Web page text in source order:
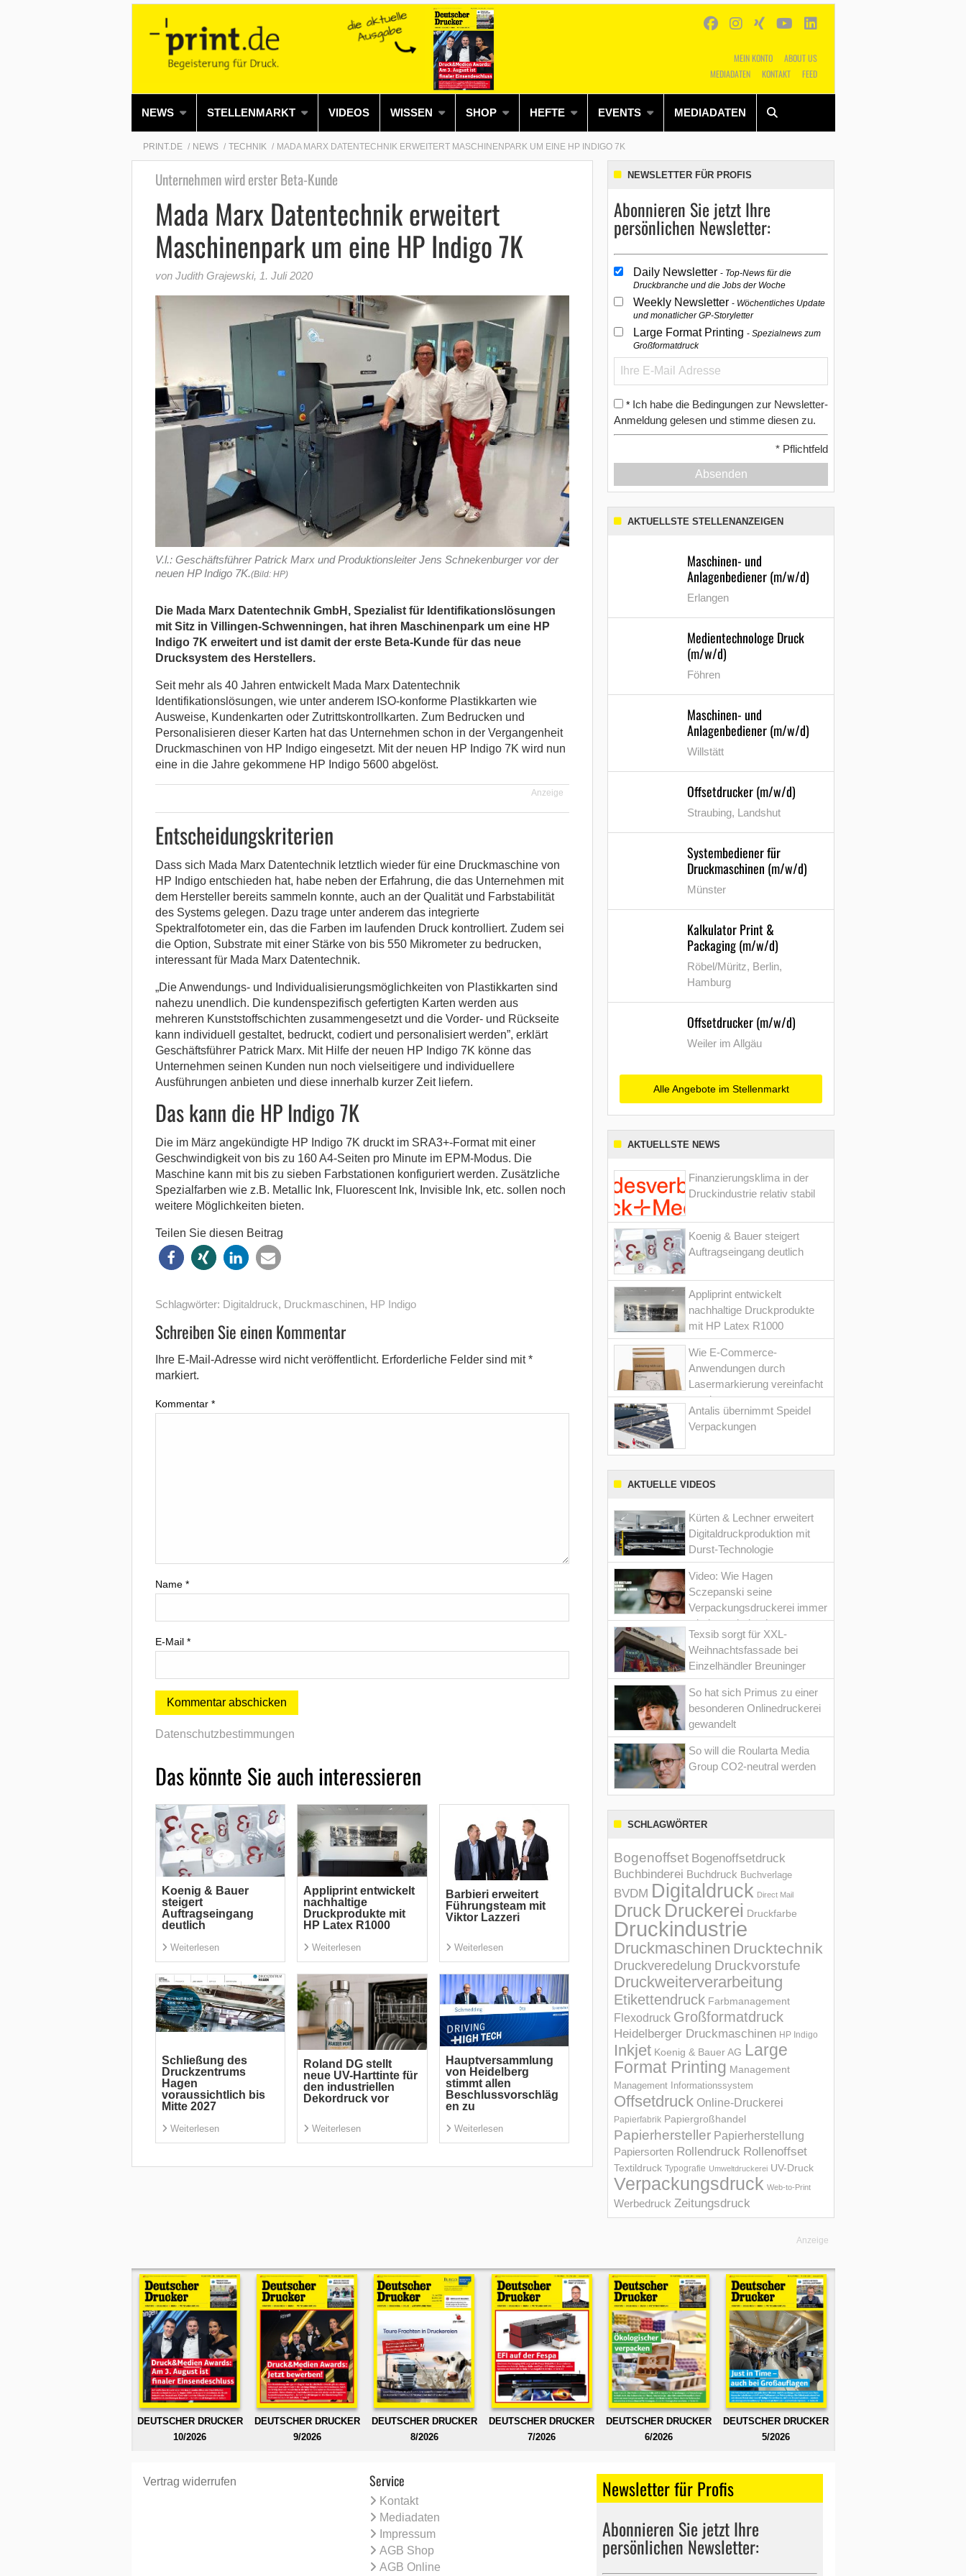
MEIN KONTO
ABOUT US
MEDIADATEN
KONTAKT FEED
NEWS STELLENMARKT VIDEOS WISSEN SHOP HEFTE EVENTS MEDIADATEN
Alles Shop SUCHEN
PRINT.DE NEWS TECHNIK MADA MARX DATENTECHNIK ERWEITERT MASCHINENPARK UM EINE HP INDIGO 7K
Unternehmen wird erster Beta-Kunde
Mada Marx Datentechnik erweitert
Maschinenpark um eine HP Indigo 7K
von Judith Grajewski, 1. Juli 2020
V.l.: Geschäftsführer Patrick Marx und Produktionsleiter Jens Schnekenburger vor der
neuen HP Indigo 7K.(Bild: HP)
Die Mada Marx Datentechnik GmbH, Spezialist für Identifikationslösungen
mit Sitz in Villingen-Schwenningen, hat ihren Maschinenpark um eine HP
Indigo 7K erweitert und ist damit der erste Beta-Kunde für das neue
Drucksystem des Herstellers.
Seit mehr als 40 Jahren entwickelt Mada Marx Datentechnik
Identifikationslösungen, wie unter anderem ISO-konforme Plastikkarten wie
Ausweise, Kundenkarten oder Zutrittskontrollkarten. Zum Bedrucken und
Personalisieren dieser Karten hat das Unternehmen schon in der Vergangenheit
Druckmaschinen von HP Indigo eingesetzt. Mit der neuen HP Indigo 7K wird nun
eine in die Jahre gekommene HP Indigo 5600 abgelöst.
Anzeige
Entscheidungskriterien
Dass sich Mada Marx Datentechnik letztlich wieder für eine Druckmaschine von
HP Indigo entschieden hat, habe neben der Erfahrung, die das Unternehmen mit
dem Hersteller bereits sammeln konnte, auch an der Qualität und Farbstabilität
des Systems gelegen. Dazu trage unter anderem das integrierte
Spektralfotometer ein, das die Farben im laufenden Druck kontrolliert. Zudem sei
die Option, Substrate mit einer Stärke von bis 550 Mikrometer zu bedrucken,
interessant für Mada Marx Datentechnik.
„Die Anwendungs- und Individualisierungsmöglichkeiten von Plastikkarten sind
nahezu unendlich. Die kundenspezifisch gefertigten Karten werden aus
mehreren Kunststoffschichten zusammengesetzt und die Vorder- und Rückseite
kann individuell gestaltet, bedruckt, codiert und personalisiert werden”, erklärt
Geschäftsführer Patrick Marx. Mit Hilfe der neuen HP Indigo 7K könne das
Unternehmen seinen Kunden nun noch vielseitigere und individuellere
Ausführungen anbieten und diese innerhalb kurzer Zeit liefern.
Das kann die HP Indigo 7K
Die im März angekündigte HP Indigo 7K druckt im SRA3+-Format mit einer
Geschwindigkeit von bis zu 160 A4-Seiten pro Minute im EPM-Modus. Die
Maschine kann mit bis zu sieben Farbstationen konfiguriert werden. Zusätzliche
Spezialfarben wie z.B. Metallic Ink, Fluorescent Ink, Invisible Ink, etc. sollen noch
weitere Möglichkeiten bieten.
Teilen Sie diesen Beitrag
Schlagwörter: Digitaldruck, Druckmaschinen, HP Indigo
Schreiben Sie einen Kommentar
Ihre E-Mail-Adresse wird nicht veröffentlicht. Erforderliche Felder sind mit*
markiert.
Kommentar *
Name *
E-Mail *
Datenschutzbestimmungen
Das könnte Sie auch interessieren
Koenig & Bauer
steigert
Auftragseingang
deutlich
Weiterlesen
Appliprint entwickelt
nachhaltige
Druckprodukte mit
HP Latex R1000
Weiterlesen
Barbieri erweitert
Führungsteam mit
Viktor Lazzeri
Weiterlesen
Schließung des
Druckzentrums
Hagen
voraussichtlich bis
Mitte 2027
Weiterlesen
Roland DG stellt
neue UV-Harttinte für
den industriellen
Dekordruck vor
Weiterlesen
Hauptversammlung
von Heidelberg
stimmt allen
Beschlussvorschläg
en zu
Weiterlesen
NEWSLETTER FÜR PROFIS
Abonnieren Sie jetzt Ihre
persönlichen Newsletter:
Daily Newsletter Top-News für die
Druckbranche und die Jobs der Woche
Weekly Newsletter Wöchentliches Update
und monatlicher GP-Storyletter
Large Format Printing Spezialnews zum
Großformatdruck
* Ich habe die Bedingungen zur Newsletter-
Anmeldung gelesen und stimme diesen zu.
* Pflichtfeld
Absenden
AKTUELLSTE STELLENANZEIGEN
Maschinen- und
Anlagenbediener (m/w/d)
Erlangen
Medientechnologe Druck
(m/w/d)
Föhren
Maschinen- und
Anlagenbediener (m/w/d)
Willstätt
Offsetdrucker (m/w/d)
Straubing, Landshut
Systembediener für
Druckmaschinen (m/w/d)
Münster
Kalkulator Print &
Packaging (m/w/d)
Röbel/Müritz, Berlin,
Hamburg
Offsetdrucker (m/w/d)
Weiler im Allgäu
Alle Angebote im Stellenmarkt
AKTUELLSTE NEWS
Finanzierungsklima in der
Druckindustrie relativ stabil
Koenig & Bauer steigert
Auftragseingang deutlich
Appliprint entwickelt
nachhaltige Druckprodukte
mit HP Latex R1000
Wie E-Commerce-
Anwendungen durch
Lasermarkierung vereinfacht
werden
Antalis übernimmt Speidel
Verpackungen
AKTUELLE VIDEOS
Kürten & Lechner erweitert
Digitaldruckproduktion mit
Durst-Technologie
Video: Wie Hagen
Sczepanski seine
Verpackungsdruckerei immer
wieder optimiert hat
Texsib sorgt für XXL-
Weihnachtsfassade bei
Einzelhändler Breuninger
So hat sich Primus zu einer
besonderen Onlinedruckerei
gewandelt
So will die Roularta Media
Group CO2-neutral werden
SCHLAGWÖRTER
Bogenoffset Bogenoffsetdruck
Buchbinderei Buchdruck Buchverlage
BVDM Digitaldruck Direct Mail
Druck Druckerei Druckfarbe
Druckindustrie
Druckmaschinen Drucktechnik
Druckveredelung Druckvorstufe
Druckweiterverarbeitung
Etikettendruck Farbmanagement
Flexodruck Großformatdruck
Heidelberger Druckmaschinen HP Indigo
Inkjet Koenig & Bauer AG Large
Format Printing Management
Management Informations­system
Offsetdruck Online-Druckerei
Papierfabrik Papiergroßhandel
Papierhersteller Papierherstellung
Papiersorten Rollendruck Rollenoffset
Textildruck Typografie Umweltdruckerei UV-Druck
Verpackungsdruck Web-to-Print
Werbedruck Zeitungsdruck
Anzeige
DEUTSCHER DRUCKER
10/2026
DEUTSCHER DRUCKER
9/2026
DEUTSCHER DRUCKER
8/2026
DEUTSCHER DRUCKER
7/2026
DEUTSCHER DRUCKER
6/2026
DEUTSCHER DRUCKER
5/2026
Vertrag widerrufen Service
Kontakt
Mediadaten
Impressum
AGB Shop
AGB Online
Newsletter für Profis
Abonnieren Sie jetzt Ihre
persönlichen Newsletter: